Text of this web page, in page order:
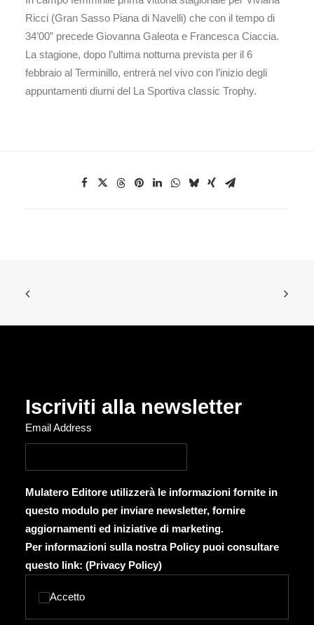
Ricci (Gran Sasso Piana di Navelli) che con il tempo di
34’00” precede Giovanna Galeota e Francesca Ciaccia.
La stagione, dopo l’ultima notturna prevista per il 6
febbraio al Terminillo, entrerà nel vivo con l’inizio degli
appuntamenti diurni del La Sportiva classic Trophy.
Iscriviti alla newsletter
Email Address
Mulatero Editore utilizzerà le informazioni fornite in
questo modulo per inviare newsletter, fornire
aggiornamenti ed iniziative di marketing.
Per informazioni sulla nostra Policy puoi consultare
questo link: (Privacy Policy)
Accetto